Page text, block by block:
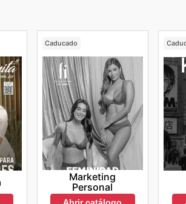
Caducado
Marketing
Personal
Abrir catálogo